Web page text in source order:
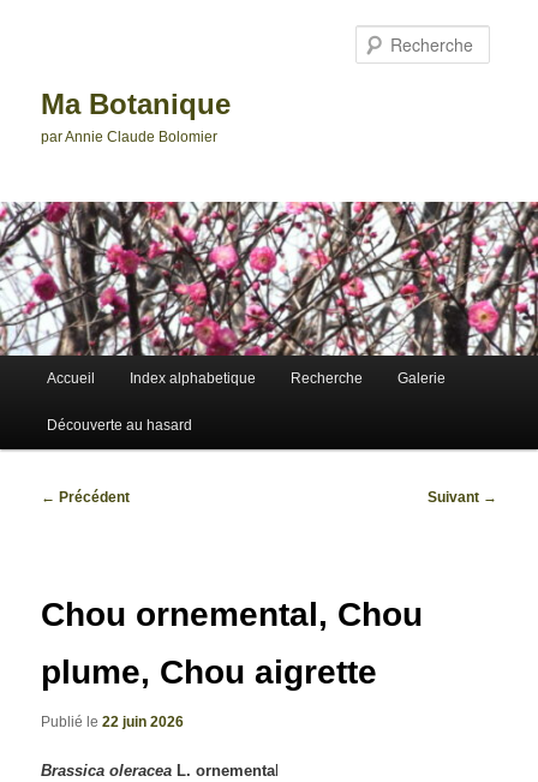
Ma Botanique
par Annie Claude Bolomier
Accueil Index alphabetique Recherche Galerie
Découverte au hasard
Navigation
← Précédent Suivant →
Chou ornemental, Chou
plume, Chou aigrette
Publié le22 juin 2026
Brassica oleracea L.ornemental